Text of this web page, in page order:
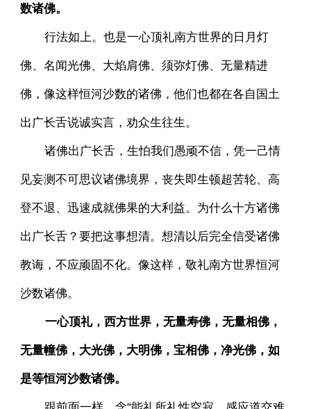
数诸佛。
行法如上。也是一心顶礼南方世界的日月灯
佛、名闻光佛、大焰肩佛、须弥灯佛、无量精进
佛，像这样恒河沙数的诸佛，他们也都在各自国土
出广长舌说诚实言，劝众生往生。
诸佛出广长舌，生怕我们愚顽不信，凭一己情
见妄测不可思议诸佛境界，丧失即生顿超苦轮、高
登不退、迅速成就佛果的大利益。为什么十方诸佛
出广长舌？要把这事想清。想清以后完全信受诸佛
教诲，不应顽固不化。像这样，敬礼南方世界恒河
沙数诸佛。
一心顶礼，西方世界，无量寿佛，无量相佛，
无量幢佛，大光佛，大明佛，宝相佛，净光佛，如
是等恒河沙数诸佛。